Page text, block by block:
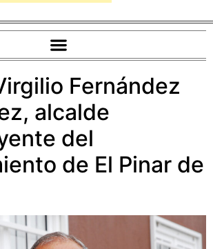
Fernández
alcalde
del
de El Pinar de